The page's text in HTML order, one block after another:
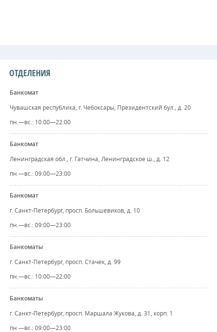
ОТДЕЛЕНИЯ
Банкомат
Чувашская республика, г. Чебоксары, Президентский бул., д. 20
пн.—вс.: 10:00—22:00
Банкомат
Ленинградская обл., г. Гатчина, Ленинградское ш., д. 12
пн.—вс.: 09:00—23:00
Банкомат
г. Санкт-Петербург, просп. Большевиков, д. 10
пн.—вс.: 09:00—23:00
Банкоматы
г. Санкт-Петербург, просп. Стачек, д. 99
пн.—вс.: 10:00—22:00
Банкоматы
г. Санкт-Петербург, просп. Маршала Жукова, д. 31, корп. 1
пн.—вс.: 09:00—23:00